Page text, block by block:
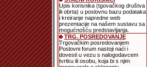
Upis korisnika (tgovačkog društva
ili obrta) u poslovnu bazu podataka
i kreiranje napredne web
prezentacije na našem sustavu sa
mogućnošću predstavljanja.
TRG. POSREDOVANJE
Trgovačkim posredovanjem
Poslovni forum nastoji naći i
dovesti u vezu s nalogodavcem
tvrtku ili osobu, koja bi s njim